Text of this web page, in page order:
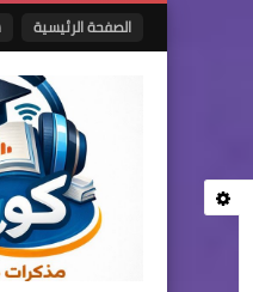
الصفحة الرئيسية